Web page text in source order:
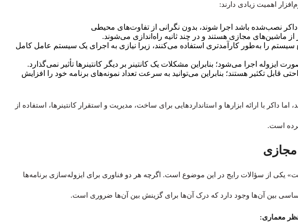
اهمیت زیادی دارند:
نصب‌شده باشد اجرا شوند، بدون نگرانی از تفاوت‌های محیطی
ماشین‌های مجازی هستند و در چند ثانیه راه‌اندازی می‌شوند.
سیستم را به‌طور کارآمدتری استفاده می‌کنند، زیرا نیازی به اجرای یک سیستم عامل کامل
ایزوله اجرا می‌شود؛ بنابراین مشکلات یک کانتینر بر دیگر کانتینرها تأثیر نمی‌گذارد.
قابل تکثیر هستند؛ بنابراین می‌توانید به سرعت تعداد نمونه‌های برنامه خود را افزایش
اما داکر با ارائه ابزارها و استانداردهایی برای ساخت، مدیریت و استقرار کانتینرها، استفاده از
است.
مجازی
یکی از سؤالات رایج در این موضوع است. اگرچه هر دو فناوری برای ایزوله‌سازی برنامه‌ها
بین آن‌ها وجود دارد که درک آن‌ها برای گزینش بین آن‌ها ضروری است.